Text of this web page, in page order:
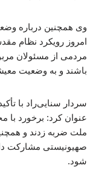
وی همچنین درباره
امروز رویکرد نظام
مردمی از مسئولان
باشند و به وضعیت
سردار سنایی‌راد با
عنوان کرد: برخورد با
ملت ضربه زدند و
صهیونیستی مشارکت
شود.